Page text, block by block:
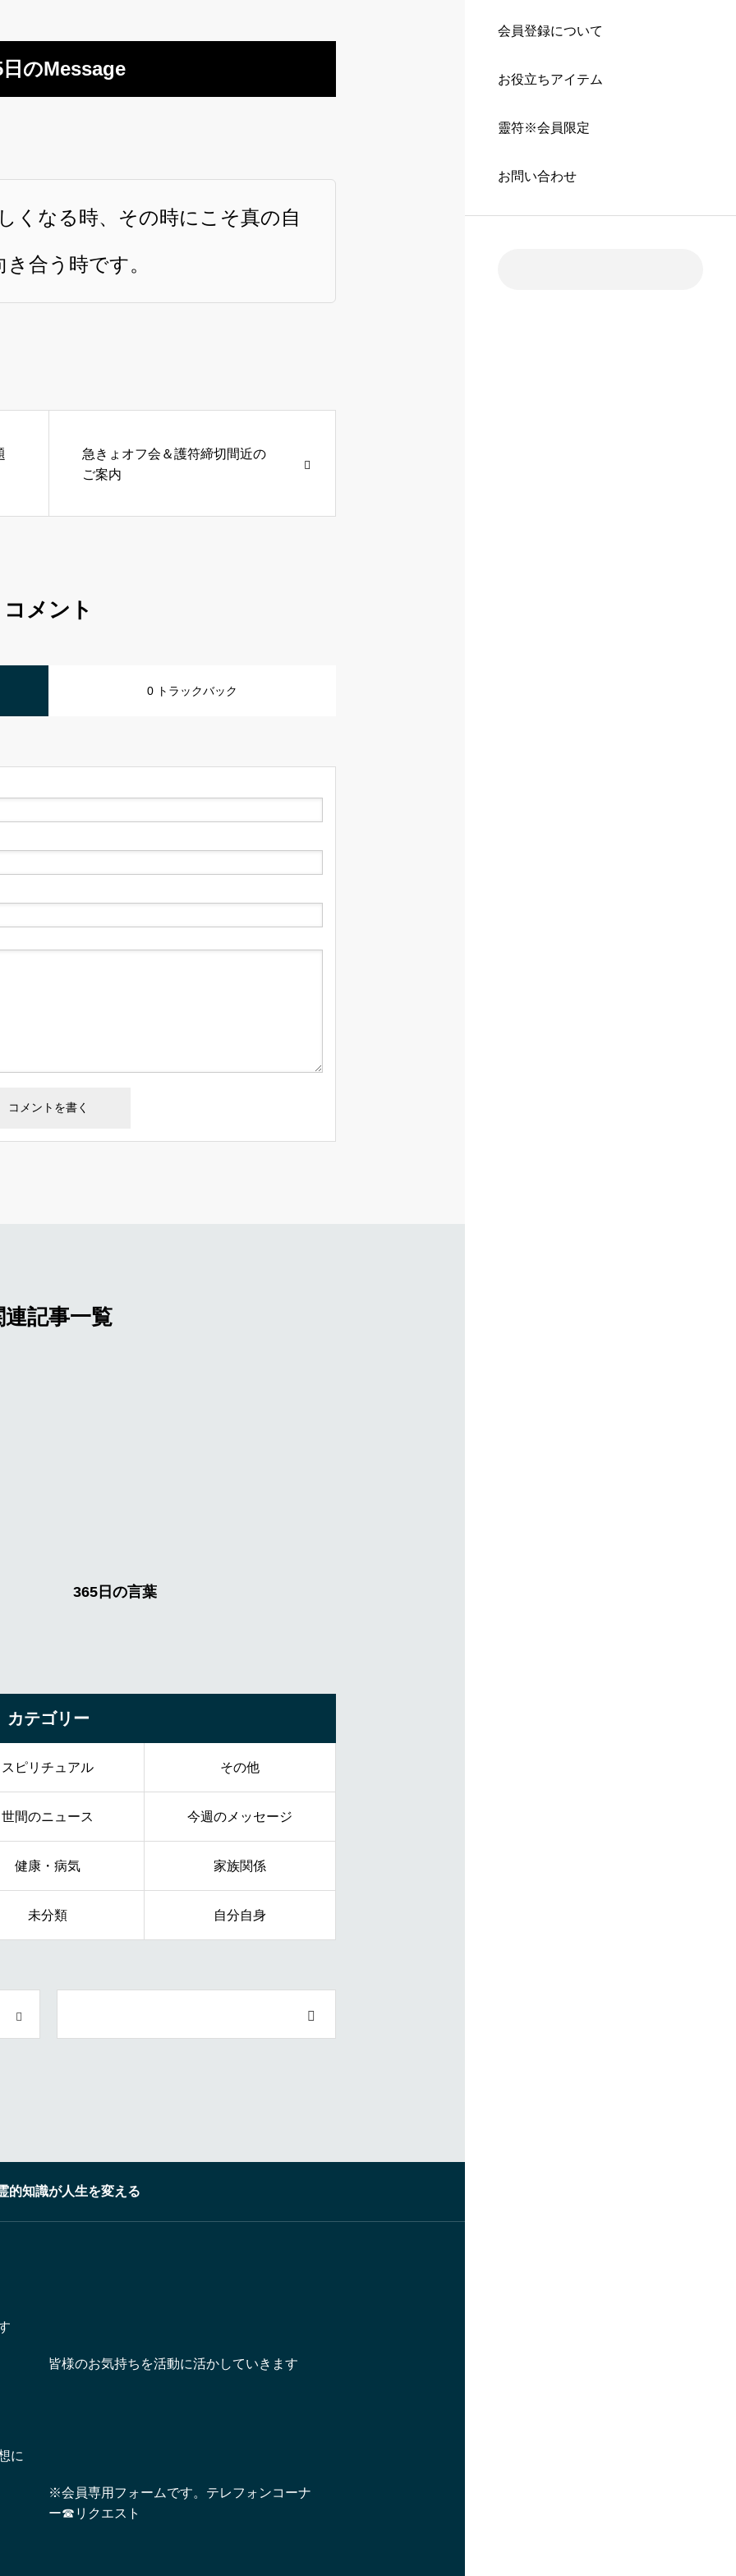
会員登録について
お役立ちアイテム
靈符※会員限定
お問い合わせ
日のMessage
くなる時、その時にこそ真の自
き合う時です。
急きょオフ会＆護符締切間近の
ご案内
コメント
0 トラックバック
連記事一覧
カテゴリー
スピリチュアル その他
世間のニュース 今週のメッセージ
健康・病気 家族関係
未分類 自分自身
的知識が人生を変える
皆様のお気持ちを活動に活かしていきます
に
※会員専用フォームです。テレフォンコーナ
ー☎リクエスト